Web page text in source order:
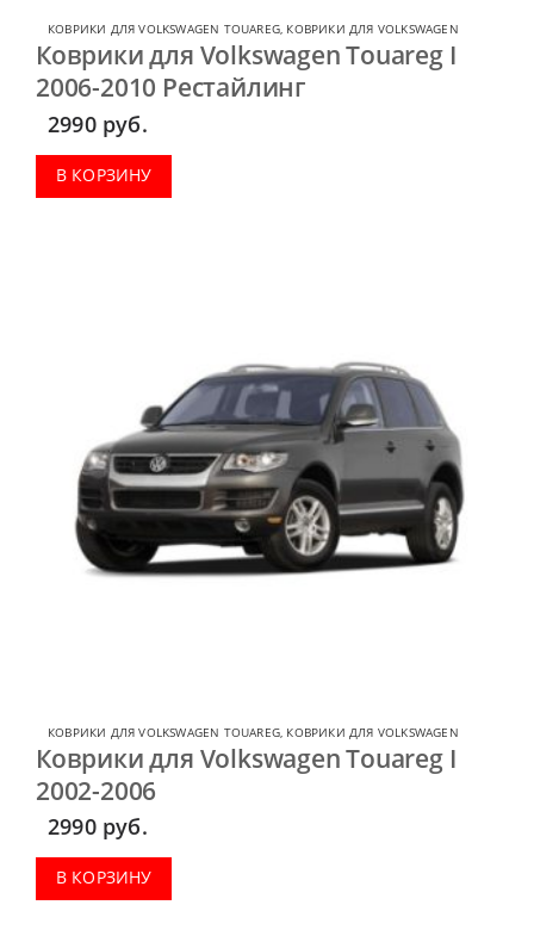
КОВРИКИ ДЛЯ VOLKSWAGEN TOUAREG, КОВРИКИ ДЛЯ VOLKSWAGEN
Коврики для Volkswagen Touareg I
2006-2010 Рестайлинг
2990 руб.
В КОРЗИНУ
КОВРИКИ ДЛЯ VOLKSWAGEN TOUAREG КОВРИКИ ДЛЯ VOLKSWAGEN
Коврики для Volkswagen Touareg I
2002-2006
2990 руб.
В КОРЗИНУ